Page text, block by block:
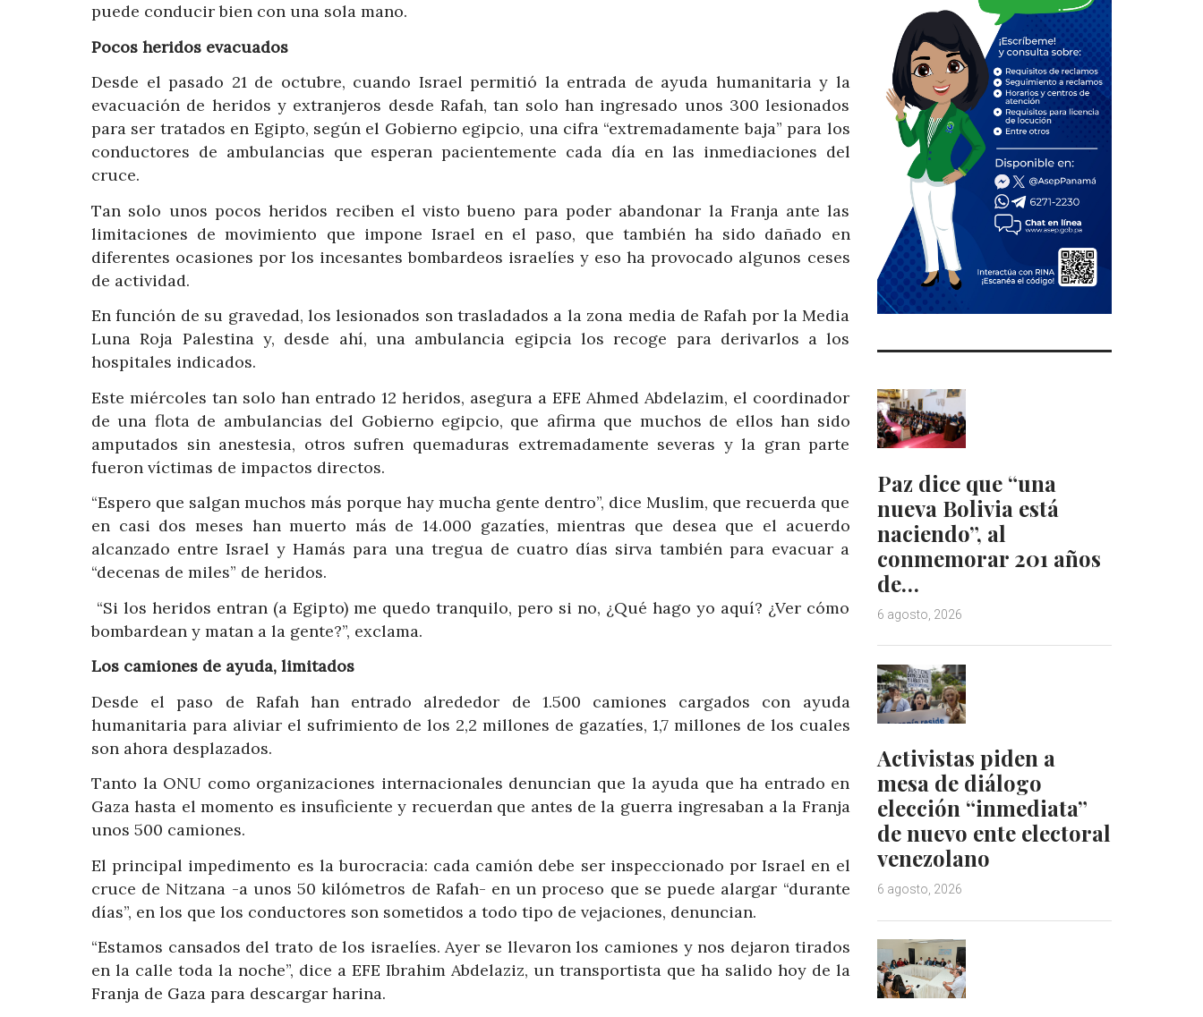
puede conducir bien con una sola mano.
Pocos heridos evacuados
Desde el pasado 21 de octubre, cuando Israel permitió la entrada de ayuda humanitaria y la
evacuación de heridos y extranjeros desde Rafah, tan solo han ingresado unos 300 lesionados
para ser tratados en Egipto, según el Gobierno egipcio, una cifra “extremadamente baja” para los
conductores de ambulancias que esperan pacientemente cada día en las inmediaciones del
cruce.
Tan solo unos pocos heridos reciben el visto bueno para poder abandonar la Franja ante las
limitaciones de movimiento que impone Israel en el paso, que también ha sido dañado en
diferentes ocasiones por los incesantes bombardeos israelíes y eso ha provocado algunos ceses
de actividad.
En función de su gravedad, los lesionados son trasladados a la zona media de Rafah por la Media
Luna Roja Palestina y, desde ahí, una ambulancia egipcia los recoge para derivarlos a los
hospitales indicados.
Este miércoles tan solo han entrado 12 heridos, asegura a EFE Ahmed Abdelazim, el coordinador
de una flota de ambulancias del Gobierno egipcio, que afirma que muchos de ellos han sido
amputados sin anestesia, otros sufren quemaduras extremadamente severas y la gran parte
fueron víctimas de impactos directos.
“Espero que salgan muchos más porque hay mucha gente dentro”, dice Muslim, que recuerda que
en casi dos meses han muerto más de 14.000 gazatíes, mientras que desea que el acuerdo
alcanzado entre Israel y Hamás para una tregua de cuatro días sirva también para evacuar a
“decenas de miles” de heridos.
“Si los heridos entran (a Egipto) me quedo tranquilo, pero si no, ¿Qué hago yo aquí? ¿Ver cómo
bombardean y matan a la gente?”, exclama.
Los camiones de ayuda, limitados
Desde el paso de Rafah han entrado alrededor de 1.500 camiones cargados con ayuda
humanitaria para aliviar el sufrimiento de los 2,2 millones de gazatíes, 1,7 millones de los cuales
son ahora desplazados.
Tanto la ONU como organizaciones internacionales denuncian que la ayuda que ha entrado en
Gaza hasta el momento es insuficiente y recuerdan que antes de la guerra ingresaban a la Franja
unos 500 camiones.
El principal impedimento es la burocracia: cada camión debe ser inspeccionado por Israel en el
cruce de Nitzana -a unos 50 kilómetros de Rafah- en un proceso que se puede alargar “durante
días”, en los que los conductores son sometidos a todo tipo de vejaciones, denuncian.
“Estamos cansados del trato de los israelíes. Ayer se llevaron los camiones y nos dejaron tirados
en la calle toda la noche”, dice a EFE Ibrahim Abdelaziz, un transportista que ha salido hoy de la
Franja de Gaza para descargar harina.
Paz dice que “una
nueva Bolivia está
naciendo”, al
conmemorar 201 años
de…
6 agosto, 2026
Activistas piden a
mesa de diálogo
elección “inmediata”
de nuevo ente electoral
venezolano
6 agosto, 2026